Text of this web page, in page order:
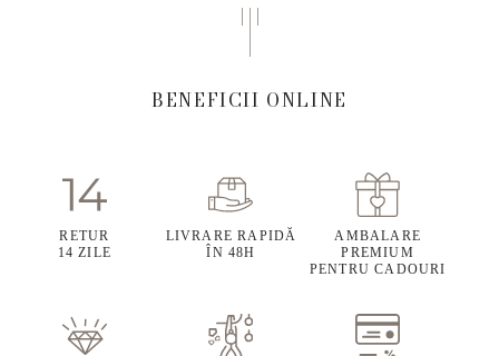
BENEFICII ONLINE
RETUR
14 ZILE
LIVRARE RAPIDĂ
ÎN 48H
AMBALARE
PREMIUM
PENTRU CADOURI